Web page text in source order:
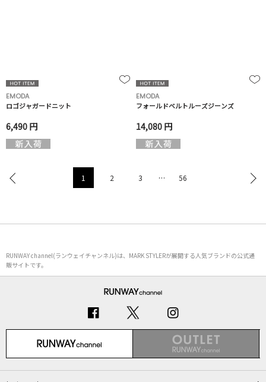
EMODA
ロゴジャガードニット
6,490 円
EMODA
フォールドベルトルーズジーンズ
14,080 円
1 2 3 … 56
RUNWAY channel(ランウェイチャンネル)は、MARK STYLERが展開する人気ブランドの公式通
販サイトです。